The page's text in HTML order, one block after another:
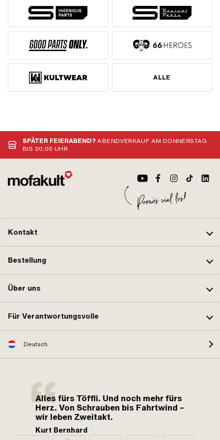
ALLE
SPÄTER FEIERABEND?ABENDVERKAUF AM DONNERSTAG
BIS 20:00 UHR
Kontakt
Bestellung
Über uns
Für Verantwortungsvolle
Deutsch
Alles fürs Töffli. Und noch mehr fürs
Herz. Von Schrauben bis Fahrtwind –
wir leben Zweitakt.
Kurt Bernhard